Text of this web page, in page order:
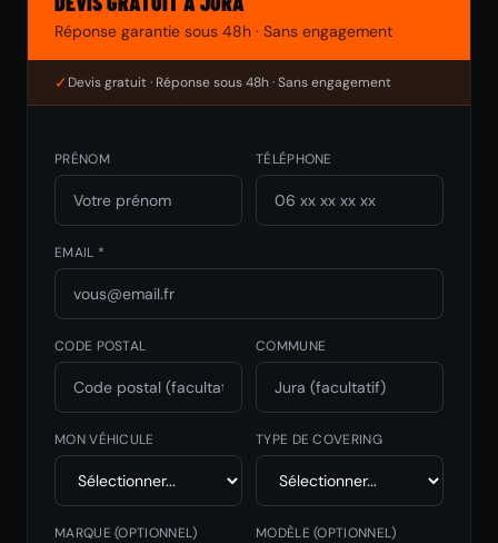
Réponse garantie sous 48h · Sans engagement
✓Devis gratuit · Réponse sous 48h · Sans engagement
PRÉNOM TÉLÉPHONE
EMAIL *
CODE POSTAL COMMUNE
MON VÉHICULE TYPE DE COVERING
MARQUE(OPTIONNEL) MODÈLE(OPTIONNEL)